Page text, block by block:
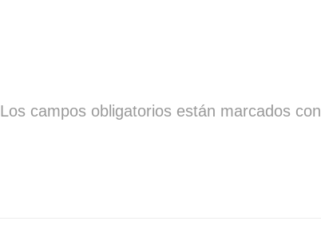
Los campos obligatorios están marcados con